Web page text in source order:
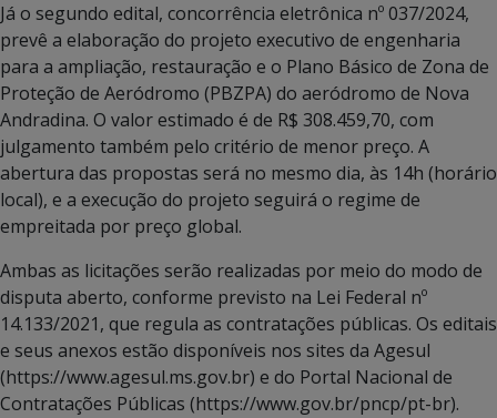
Já o segundo edital, concorrência eletrônica nº 037/2024,
prevê a elaboração do projeto executivo de engenharia
para a ampliação, restauração e o Plano Básico de Zona de
Proteção de Aeródromo (PBZPA) do aeródromo de Nova
Andradina. O valor estimado é de R$ 308.459,70, com
julgamento também pelo critério de menor preço. A
abertura das propostas será no mesmo dia, às 14h (horário
local), e a execução do projeto seguirá o regime de
empreitada por preço global.
Ambas as licitações serão realizadas por meio do modo de
disputa aberto, conforme previsto na Lei Federal nº
14.133/2021, que regula as contratações públicas. Os editais
e seus anexos estão disponíveis nos sites da Agesul
(https://www.agesul.ms.gov.br) e do Portal Nacional de
Contratações Públicas (https://www.gov.br/pncp/pt-br).